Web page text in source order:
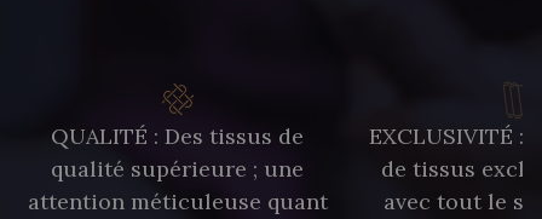
QUALITÉ : Des tissus de
qualité supérieure ; une
attention méticuleuse quant
EXCLUSIVITÉ :
de tissus
avec tout le